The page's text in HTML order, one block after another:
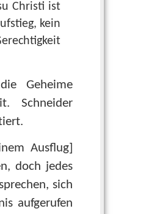
Christi ist
kein
Geheime
Schneider
Ausflug]
doch jedes
sich
aufgerufen